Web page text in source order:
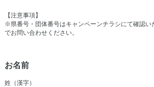
【注意事項】
※県番号・団体番号はキャンペーンチラシにて確認い
でお問い合わせください。
お名前
姓（漢字）